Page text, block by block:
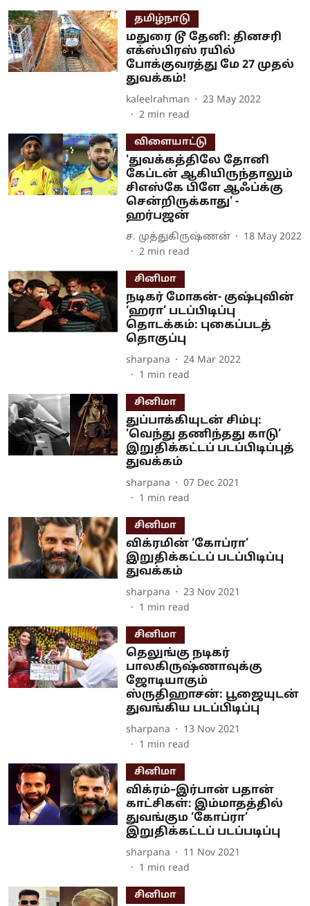
தமிழ்நாடு
மதுரை டூ தேனி: தினசரி
எக்ஸ்பிரஸ் ரயில்
போக்குவரத்து மே 27 முதல்
துவக்கம்!
kaleelrahman
23 May 2022
2 min read
விளையாட்டு
'துவக்கத்திலே தோனி
கேப்டன் ஆகியிருந்தாலும்
சிஎஸ்கே பிளே ஆஃப்க்கு
சென்றிருக்காது' -
ஹர்பஜன்
ச. முத்துகிருஷ்ணன்
18 May 2022
2 min read
சினிமா
நடிகர் மோகன்- குஷ்புவின்
‘ஹரா’ படப்பிடிப்பு
தொடக்கம்: புகைப்படத்
தொகுப்பு
sharpana
24 Mar 2022
1 min read
சினிமா
துப்பாக்கியுடன் சிம்பு:
’வெந்து தணிந்தது காடு’
இறுதிக்கட்டப் படப்பிடிப்புத்
துவக்கம்
sharpana
07 Dec 2021
1 min read
சினிமா
விக்ரமின் ‘கோப்ரா’
இறுதிக்கட்டப் படப்பிடிப்பு
துவக்கம்
sharpana
23 Nov 2021
1 min read
சினிமா
தெலுங்கு நடிகர்
பாலகிருஷ்ணாவுக்கு
ஜோடியாகும்
ஸ்ருதிஹாசன்: பூஜையுடன்
துவங்கிய படப்பிடிப்பு
sharpana
13 Nov 2021
1 min read
சினிமா
விக்ரம்–இர்பான் பதான்
காட்சிகள்: இம்மாதத்தில்
துவங்கும ‘கோப்ரா’
இறுதிக்கட்டப் படப்படிப்பு
sharpana
11 Nov 2021
1 min read
சினிமா